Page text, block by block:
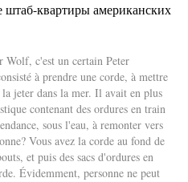
квартиры американских
c'est un certain Peter
à prendre une corde, à mettre
jeter dans la mer. Il avait en plus
contenant des ordures en train
sous l'eau, à remonter vers
Vous avez la corde au fond de
et puis des sacs d'ordures en
Évidemment, personne ne peut